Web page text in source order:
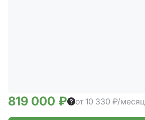
819 000 ₽ от 10 330 ₽/месяц